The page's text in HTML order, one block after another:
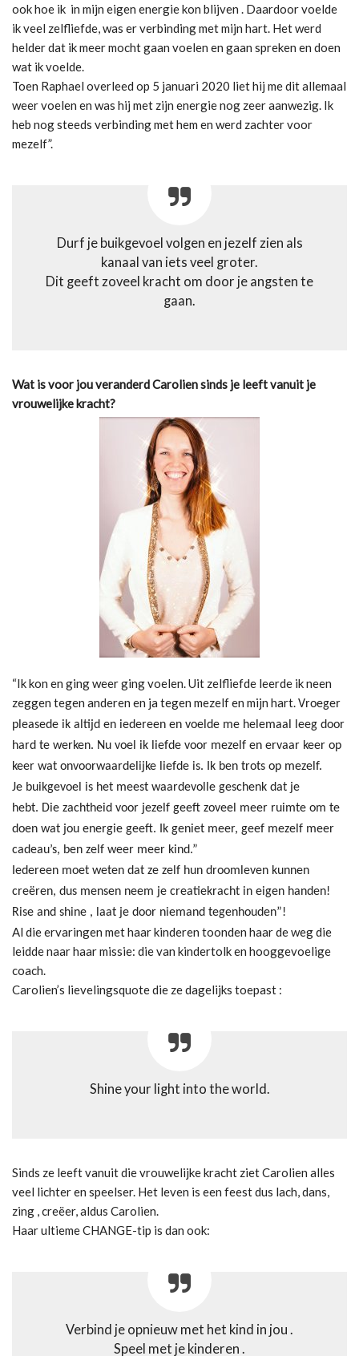
ook hoe ik in mijn eigen energie kon blijven . Daardoor voelde
ik veel zelfliefde, was er verbinding met mijn hart. Het werd
helder dat ik meer mocht gaan voelen en gaan spreken en doen
wat ik voelde.
Toen Raphael overleed op 5 januari 2020 liet hij me dit allemaal
weer voelen en was hij met zijn energie nog zeer aanwezig. Ik
heb nog steeds verbinding met hem en werd zachter voor
mezelf”.
Durf je buikgevoel volgen en jezelf zien als
kanaal van iets veel groter.
Dit geeft zoveel kracht om door je angsten te
gaan.
Wat is voor jou veranderd Carolien sinds je leeft vanuit je
vrouwelijke kracht?
“Ik kon en ging weer ging voelen. Uit zelfliefde leerde ik neen
zeggen tegen anderen en ja tegen mezelf en mijn hart.Vroeger
pleasede ik altijd en iedereen en voelde me helemaal leeg door
hard te werken. Nu voel ik liefde voor mezelf en ervaar keer op
keer wat onvoorwaardelijke liefde is. Ik ben trots op mezelf.
Je buikgevoel is het meest waardevolle geschenk dat je
hebt. Die zachtheid voor jezelf geeft zoveel meer ruimte om te
doen wat jou energie geeft.
Ik geniet meer, geef mezelf meer
cadeau’s, ben zelf weer meer kind.”
Iedereen moet weten dat ze zelf hun droomleven kunnen
creëren, dus mensen neem je creatiekracht in eigen handen!
Rise and shine , laat je door niemand tegenhouden”!
Al die ervaringen met haar kinderen toonden haar de weg die
leidde naar haar missie: die van kindertolk en hooggevoelige
coach.
Carolien’s lievelingsquote die ze dagelijks toepast :
Shine your light into the world.
Sinds ze leeft vanuit die vrouwelijke kracht ziet Carolien alles
veel lichter en speelser. Het leven is een feest dus lach, dans,
zing , creëer, aldus Carolien.
Haar ultieme CHANGE-tip is dan ook:
Verbind je opnieuw met het kind in jou .
Speel met je kinderen .